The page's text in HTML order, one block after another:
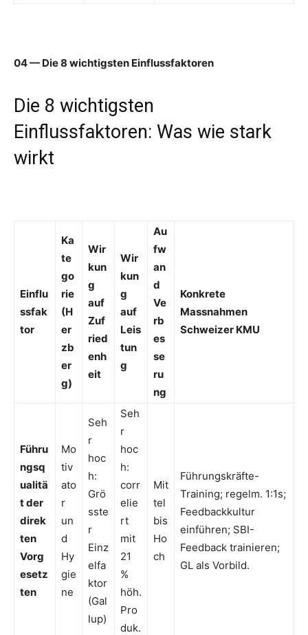
04 — Die 8 wichtigsten Einflussfaktoren
Die 8 wichtigsten
Einflussfaktoren: Was wie stark
wirkt
Einflu
ssfak
tor
Ka
te
go
rie
(H
er
zb
er
g)
Wir
kun
g
auf
Zuf
ried
enh
eit
Wir
kun
g
auf
Leis
tun
g
Au
fw
an
d
Ve
rb
es
se
ru
ng
Konkrete
Massnahmen
Schweizer KMU
Führu
ngsq
ualitä
t der
direk
ten
Vorg
esetz
ten
Mo
tiv
ato
r
un
d
Hy
gie
ne
Seh
r
hoc
h:
Grö
sste
r
Einz
elfa
ktor
(Gal
lup)
Seh
r
hoc
h:
corr
elie
rt
mit
21
%
höh.
Pro
duk.
Mit
tel
bis
Ho
ch
Führungskräfte-
Training; regelm. 1:1s;
Feedbackkultur
einführen; SBI-
Feedback trainieren;
GL als Vorbild.